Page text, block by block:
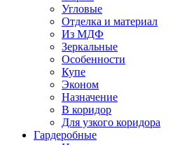
Угловые
Отделка и материал
Из МДФ
Зеркальные
Особенности
Купе
Эконом
Назначение
В коридор
Для узкого коридора
Гардеробные